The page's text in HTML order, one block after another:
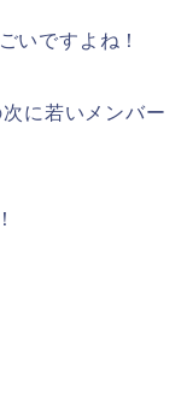
いですよね！
に若いメンバー